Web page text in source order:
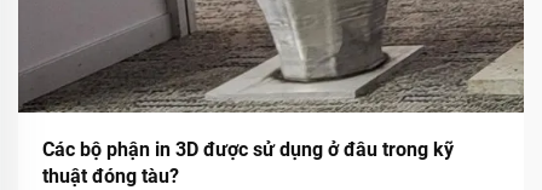
Các bộ phận in 3D được sử dụng ở đâu trong kỹ
thuật đóng tàu?